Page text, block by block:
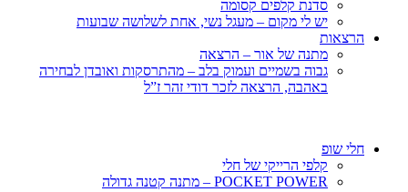
סדנת קלפים קסומה
יש לי מקום – מעגל נשי, אחת לשלושה שבועות
הרצאות
מתנה של אור – הרצאה
גבוה בשמיים ועמוק בלב – מהתרסקות ואובדן לבחירה
באהבה, הרצאה לזכר דודי זהר ז”ל
חלי שופ
קלפי הרייקי של חלי
POCKET POWER – מתנה קטנה גדולה